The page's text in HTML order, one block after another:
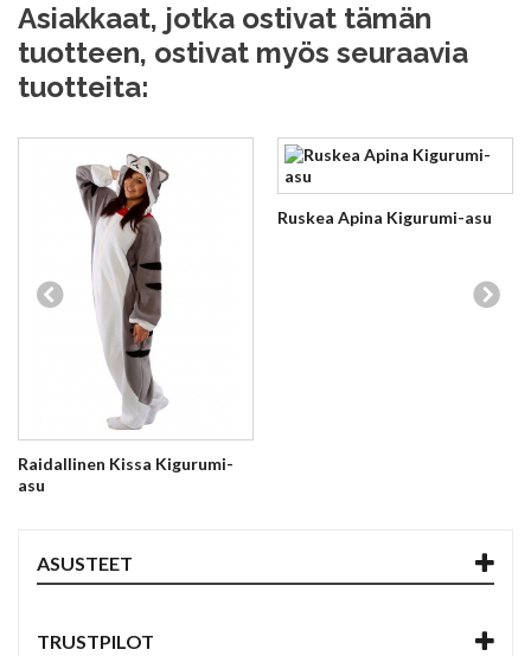
Asiakkaat, jotka ostivat tämän
tuotteen, ostivat myös seuraavia
tuotteita:
Raidallinen Kissa Kigurumi-
asu
Ruskea Apina Kigurumi-asu
ASUSTEET
TRUSTPILOT